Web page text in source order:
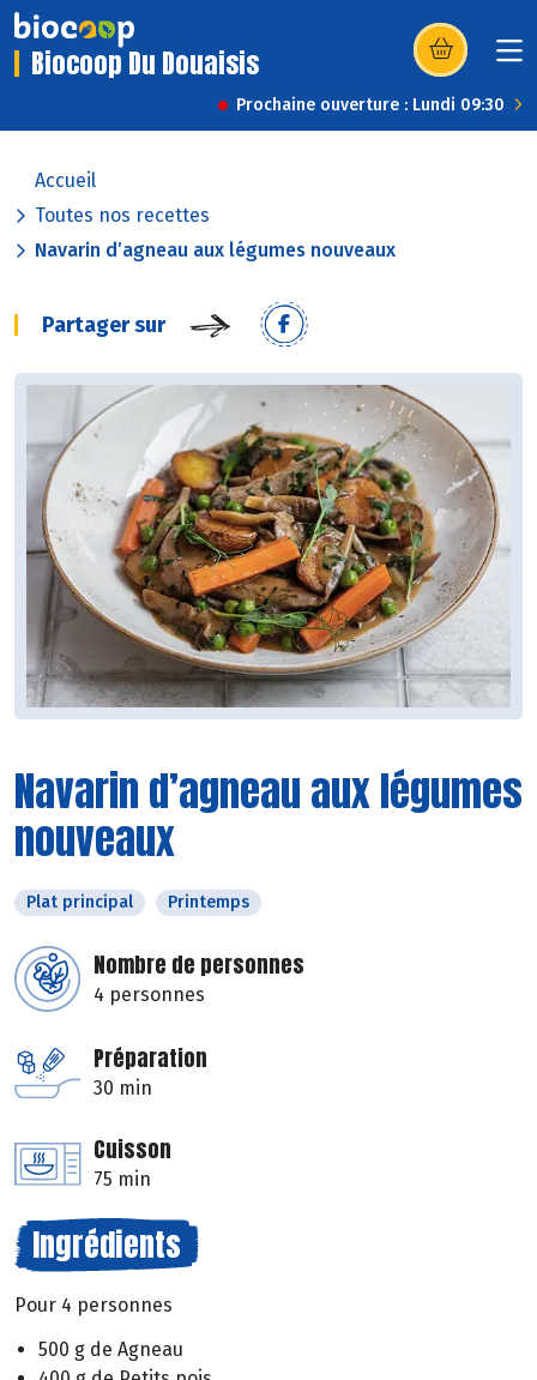
Biocoop Du Douaisis (s’ouvre dans
Prochaine ouverture : Lundi 09:30
Accueil
Toutes nos recettes
Navarin d’agneau aux légumes nouveaux
Partager sur
Navarin d’agneau aux légumes
nouveaux
Plat principal Printemps
Nombre de personnes
4 personnes
Préparation
30 min
Cuisson
75 min
Ingrédients
Pour 4 personnes
500 g de Agneau